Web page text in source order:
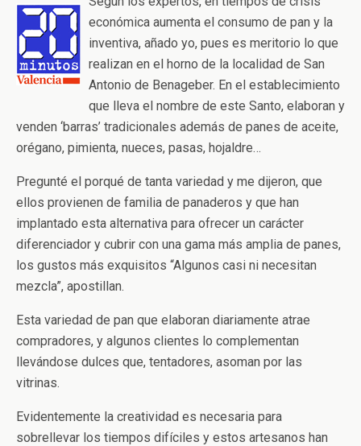
económica aumenta el consumo de pan y la
inventiva, añado yo, pues es meritorio lo que
realizan en el horno de la localidad de San
Antonio de Benageber. En el establecimiento
que lleva el nombre de este Santo, elaboran y
venden ‘barras’ tradicionales además de panes de aceite,
orégano, pimienta, nueces, pasas, hojaldre…
Pregunté el porqué de tanta variedad y me dijeron, que
ellos provienen de familia de panaderos y que han
implantado esta alternativa para ofrecer un carácter
diferenciador y cubrir con una gama más amplia de panes,
los gustos más exquisitos “Algunos casi ni necesitan
mezcla”, apostillan.
Esta variedad de pan que elaboran diariamente atrae
compradores, y algunos clientes lo complementan
llevándose dulces que, tentadores, asoman por las
vitrinas.
Evidentemente la creatividad es necesaria para
sobrellevar los tiempos difíciles y estos artesanos han